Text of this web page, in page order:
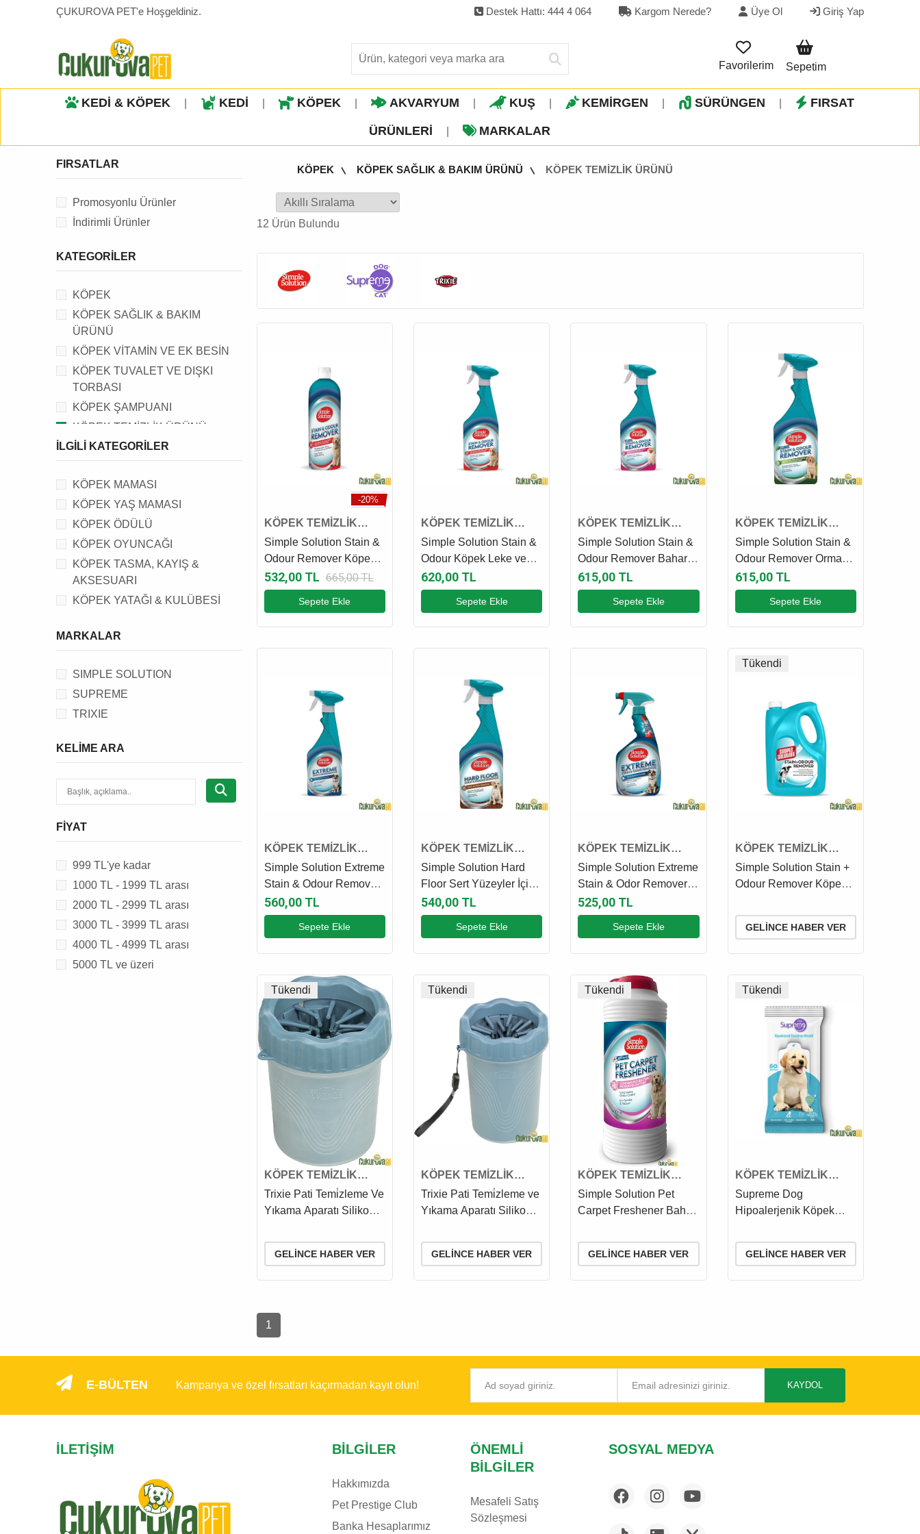
ÇUKUROVA PET'e Hoşgeldiniz. Destek Hattı: 444 4 064 Kargom Nerede? Üye Ol Giriş Yap
Favorilerim Sepetim
KEDİ & KÖPEK KEDİ KÖPEK AKVARYUM KUŞ KEMİRGEN SÜRÜNGEN FIRSAT
ÜRÜNLERI MARKALAR
KÖPEK KÖPEK SAĞLIK & BAKIM ÜRÜNÜ KÖPEK TEMİZLİK ÜRÜNÜ
12 Ürün Bulundu
-20%
KÖPEK TEMİZLİK
ÜRÜNÜ
Simple Solution Stain &
Odour Remover Köpek
Leke ve Koku Giderici 1
L
532,00 TL 665,00 TL
Sepete Ekle
KÖPEK TEMİZLİK
ÜRÜNÜ
Simple Solution Stain &
Odour Köpek Leke ve
Koku Giderici Sprey 750
Ml
620,00 TL
Sepete Ekle
KÖPEK TEMİZLİK
ÜRÜNÜ
Simple Solution Stain &
Odour Remover Bahar
Esintili Köpek Leke ve
Koku Giderici Sprey 750
615,00 TL
Sepete Ekle
KÖPEK TEMİZLİK
ÜRÜNÜ
Simple Solution Stain &
Odour Remover Orman
Kokulu Leke ve Koku
Giderici Sprey 750 Ml
615,00 TL
Sepete Ekle
KÖPEK TEMİZLİK
ÜRÜNÜ
Simple Solution Extreme
Stain & Odour Remover
3 Kat Etkili Köpek Leke
ve Koku Giderici Sprey
560,00 TL
Sepete Ekle
KÖPEK TEMİZLİK
ÜRÜNÜ
Simple Solution Hard
Floor Sert Yüzeyler İçin
Leke ve Koku Giderici
Sprey 750 Ml
540,00 TL
Sepete Ekle
KÖPEK TEMİZLİK
ÜRÜNÜ
Simple Solution Extreme
Stain & Odor Remover
Leke ve Koku Giderici
Sprey 945 Ml
525,00 TL
Sepete Ekle
Tükendi
KÖPEK TEMİZLİK
ÜRÜNÜ
Simple Solution Stain +
Odour Remover Köpek
L
GELINCE HABER VER
Tükendi
KÖPEK TEMİZLİK
ÜRÜNÜ
Trixie Pati Temi̇zleme Ve
Yıkama Aparatı Silikon
GELINCE HABER VER
Tükendi
KÖPEK TEMİZLİK
ÜRÜNÜ
Trixie Pati Temi̇zleme ve
Yıkama Aparatı Silikon
GELINCE HABER VER
Tükendi
KÖPEK TEMİZLİK
ÜRÜNÜ
Simple Solution Pet
Carpet Freshener Bahar
Temizlik Pudrası 500 Gr
GELINCE HABER VER
Tükendi
KÖPEK TEMİZLİK
ÜRÜNÜ
Supreme Dog
Hipoalerjenik Köpek
60 Adet
GELINCE HABER VER
1
FIRSATLAR
Promosyonlu Ürünler
İndirimli Ürünler
KATEGORILER
KÖPEK
KÖPEK SAĞLIK & BAKIM
ÜRÜNÜ
KÖPEK VİTAMİN VE EK BESİN
KÖPEK TUVALET VE DIŞKI
TORBASI
KÖPEK ŞAMPUANI
KÖPEK TEMİZLİK ÜRÜNÜ
KÖPEK TUVALET PED VE
AKSESUARI
KÖPEK BAKIM ÜRÜNÜ
KÖPEK TARAĞI, FIRÇASI VE
TIRNAK MAKASI
KÖPEK MEDİKAL ÜRÜNÜ
KÖPEK UZAKLAŞTIRICI
KÖPEK KÜLOT VE HİJYENİK
PEDİ
İLGILI KATEGORILER
KÖPEK MAMASI
KÖPEK YAŞ MAMASI
KÖPEK ÖDÜLÜ
KÖPEK OYUNCAĞI
KÖPEK TASMA, KAYIŞ &
AKSESUARI
KÖPEK YATAĞI & KULÜBESİ
KÖPEK ÇİTİ
AKSESUARI
KÖPEK ARAÇ AKSESUARI
KÖPEK BAHÇE MALZEMESİ &
KEDİ ÖDÜLÜ
MARKALAR
SIMPLE SOLUTION
SUPREME
TRIXIE
KELIME ARA
FIYAT
999 TL'ye kadar
1000 TL - 1999 TL arası
2000 TL - 2999 TL arası
3000 TL - 3999 TL arası
4000 TL - 4999 TL arası
5000 TL ve üzeri
E-BÜLTEN Kampanya ve özel fırsatları kaçırmadan kayıt olun! KAYDOL
İLETIŞIM BILGILER
Hakkımızda
Pet Prestige Club
Banka Hesaplarımız
ÖNEMLI
BILGILER
Mesafeli Satış
Sözleşmesi
SOSYAL MEDYA